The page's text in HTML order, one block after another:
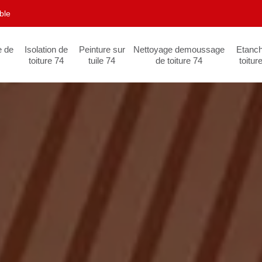
de
Isolation de
toiture 74
Peinture sur
tuile 74
Nettoyage demoussage
de toiture 74